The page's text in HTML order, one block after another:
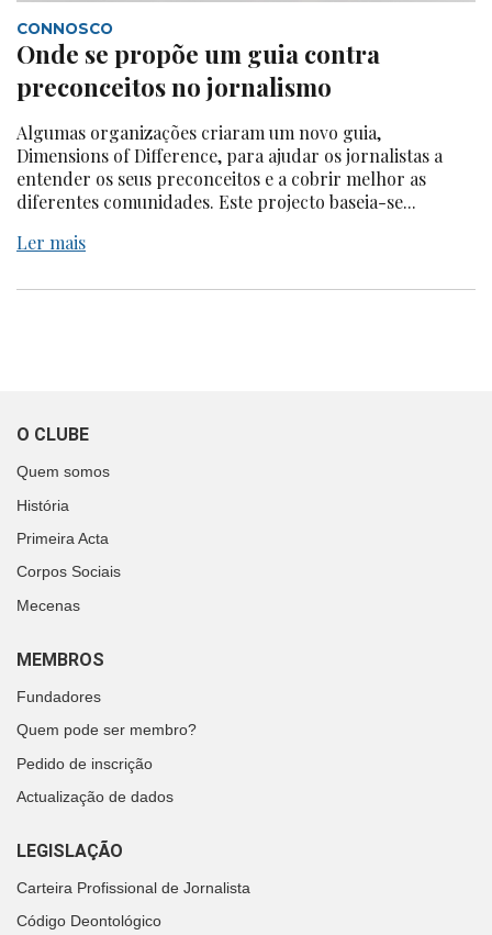
CONNOSCO
Onde se propõe um guia contra
preconceitos no jornalismo
Algumas organizações criaram um novo guia,
Dimensions of Difference, para ajudar os jornalistas a
entender os seus preconceitos e a cobrir melhor as
diferentes comunidades. Este projecto baseia-se...
Ler mais
O CLUBE
Quem somos
História
Primeira Acta
Corpos Sociais
Mecenas
MEMBROS
Fundadores
Quem pode ser membro?
Pedido de inscrição
Actualização de dados
LEGISLAÇÃO
Carteira Profissional de Jornalista
Código Deontológico